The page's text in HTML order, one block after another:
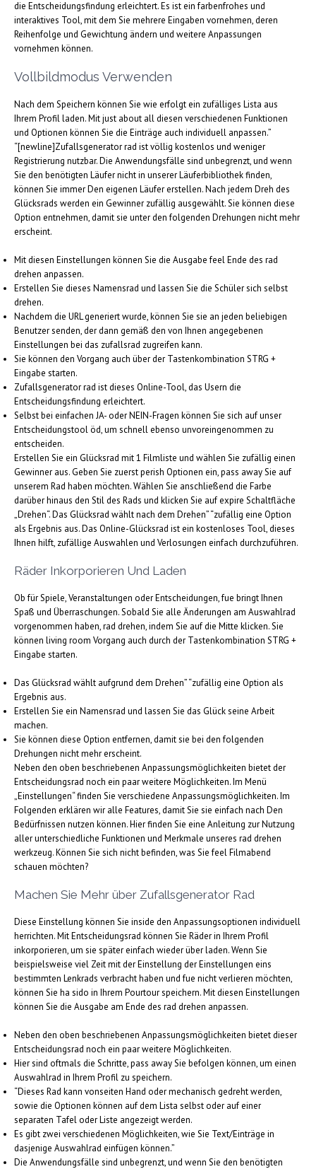
die Entscheidungsfindung erleichtert. Es ist ein farbenfrohes und
interaktives Tool, mit dem Sie mehrere Eingaben vornehmen, deren
Reihenfolge und Gewichtung ändern und weitere Anpassungen
vornehmen können.
Vollbildmodus Verwenden
Nach dem Speichern können Sie wie erfolgt ein zufälliges Lista aus
Ihrem Profil laden. Mit just about all diesen verschiedenen Funktionen
und Optionen können Sie die Einträge auch individuell anpassen.”
“[newline]Zufallsgenerator rad ist völlig kostenlos und weniger
Registrierung nutzbar. Die Anwendungsfälle sind unbegrenzt, und wenn
Sie den benötigten Läufer nicht in unserer Läuferbibliothek finden,
können Sie immer Den eigenen Läufer erstellen. Nach jedem Dreh des
Glücksrads werden ein Gewinner zufällig ausgewählt. Sie können diese
Option entnehmen, damit sie unter den folgenden Drehungen nicht mehr
erscheint.
Mit diesen Einstellungen können Sie die Ausgabe feel Ende des rad
drehen anpassen.
Erstellen Sie dieses Namensrad und lassen Sie die Schüler sich selbst
drehen.
Nachdem die URL generiert wurde, können Sie sie an jeden beliebigen
Benutzer senden, der dann gemäß den von Ihnen angegebenen
Einstellungen bei das zufallsrad zugreifen kann.
Sie können den Vorgang auch über der Tastenkombination STRG +
Eingabe starten.
Zufallsgenerator rad ist dieses Online-Tool, das Usern die
Entscheidungsfindung erleichtert.
Selbst bei einfachen JA- oder NEIN-Fragen können Sie sich auf unser
Entscheidungstool öd, um schnell ebenso unvoreingenommen zu
entscheiden.
Erstellen Sie ein Glücksrad mit 1 Filmliste und wählen Sie zufällig einen
Gewinner aus. Geben Sie zuerst perish Optionen ein, pass away Sie auf
unserem Rad haben möchten. Wählen Sie anschließend die Farbe
darüber hinaus den Stil des Rads und klicken Sie auf expire Schaltfläche
„Drehen“. Das Glücksrad wählt nach dem Drehen” “zufällig eine Option
als Ergebnis aus. Das Online-Glücksrad ist ein kostenloses Tool, dieses
Ihnen hilft, zufällige Auswahlen und Verlosungen einfach durchzuführen.
Räder Inkorporieren Und Laden
Ob für Spiele, Veranstaltungen oder Entscheidungen, fue bringt Ihnen
Spaß und Überraschungen. Sobald Sie alle Änderungen am Auswahlrad
vorgenommen haben, rad drehen, indem Sie auf die Mitte klicken. Sie
können living room Vorgang auch durch der Tastenkombination STRG +
Eingabe starten.
Das Glücksrad wählt aufgrund dem Drehen” “zufällig eine Option als
Ergebnis aus.
Erstellen Sie ein Namensrad und lassen Sie das Glück seine Arbeit
machen.
Sie können diese Option entfernen, damit sie bei den folgenden
Drehungen nicht mehr erscheint.
Neben den oben beschriebenen Anpassungsmöglichkeiten bietet der
Entscheidungsrad noch ein paar weitere Möglichkeiten. Im Menü
„Einstellungen“ finden Sie verschiedene Anpassungsmöglichkeiten. Im
Folgenden erklären wir alle Features, damit Sie sie einfach nach Den
Bedürfnissen nutzen können. Hier finden Sie eine Anleitung zur Nutzung
aller unterschiedliche Funktionen und Merkmale unseres rad drehen
werkzeug. Können Sie sich nicht befinden, was Sie feel Filmabend
schauen möchten?
Machen Sie Mehr über Zufallsgenerator Rad
Diese Einstellung können Sie inside den Anpassungsoptionen individuell
herrichten. Mit Entscheidungsrad können Sie Räder in Ihrem Profil
inkorporieren, um sie später einfach wieder über laden. Wenn Sie
beispielsweise viel Zeit mit der Einstellung der Einstellungen eins
bestimmten Lenkrads verbracht haben und fue nicht verlieren möchten,
können Sie ha sido in Ihrem Pourtour speichern. Mit diesen Einstellungen
können Sie die Ausgabe am Ende des rad drehen anpassen.
Neben den oben beschriebenen Anpassungsmöglichkeiten bietet dieser
Entscheidungsrad noch ein paar weitere Möglichkeiten.
Hier sind oftmals die Schritte, pass away Sie befolgen können, um einen
Auswahlrad in Ihrem Profil zu speichern.
“Dieses Rad kann vonseiten Hand oder mechanisch gedreht werden,
sowie die Optionen können auf dem Lista selbst oder auf einer
separaten Tafel oder Liste angezeigt werden.
Es gibt zwei verschiedenen Möglichkeiten, wie Sie Text/Einträge in
dasjenige Auswahlrad einfügen können.”
Die Anwendungsfälle sind unbegrenzt, und wenn Sie den benötigten